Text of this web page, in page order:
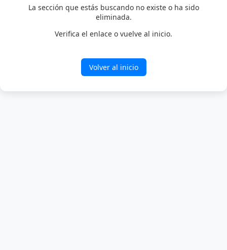
La sección que estás buscando no existe o ha sido
eliminada.
Verifica el enlace o vuelve al inicio.
Volver al inicio